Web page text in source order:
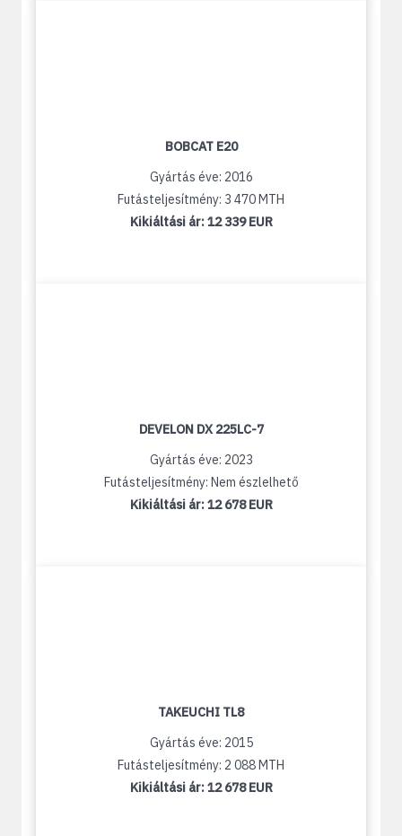
BOBCAT E20
Gyártás éve: 2016
Futásteljesítmény: 3 470 MTH
Kikiáltási ár:12 339 EUR
DEVELON DX 225LC-7
Gyártás éve: 2023
Futásteljesítmény: Nem észlelhető
Kikiáltási ár:12 678 EUR
TAKEUCHI TL8
Gyártás éve: 2015
Futásteljesítmény: 2 088 MTH
Kikiáltási ár:12 678 EUR